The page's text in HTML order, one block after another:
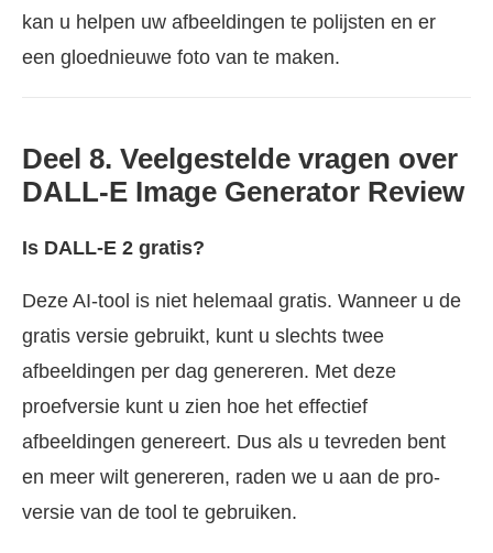
kan u helpen uw afbeeldingen te polijsten en er
een gloednieuwe foto van te maken.
Deel 8. Veelgestelde vragen over
DALL-E Image Generator Review
Is DALL-E 2 gratis?
Deze AI-tool is niet helemaal gratis. Wanneer u de
gratis versie gebruikt, kunt u slechts twee
afbeeldingen per dag genereren. Met deze
proefversie kunt u zien hoe het effectief
afbeeldingen genereert. Dus als u tevreden bent
en meer wilt genereren, raden we u aan de pro-
versie van de tool te gebruiken.